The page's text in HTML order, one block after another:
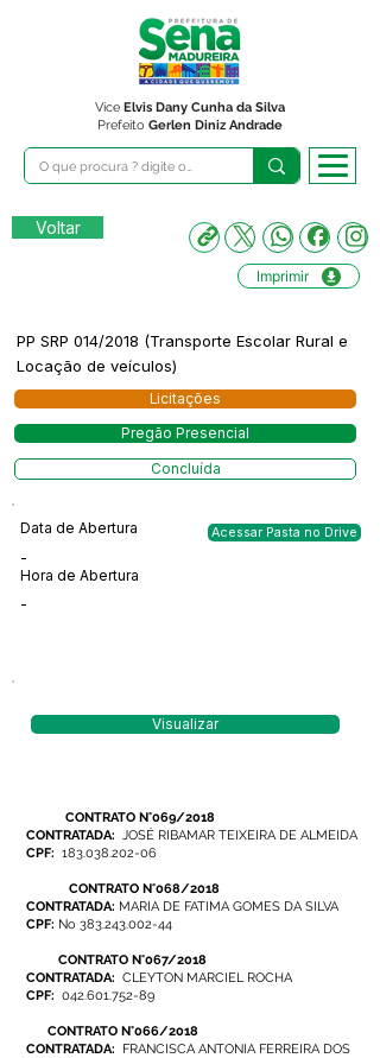
Prefeito Gerlen Diniz Andrade
Vice Elvis Dany Cunha da Silva
Voltar
Imprimir
PP SRP 014/2018 (Transporte Escolar Rural e
Locação de veículos)
Licitações
Pregão Presencial
Concluída
Data de Abertura
-
Acessar Pasta no Drive
Hora de Abertura
-
Visualizar
CONTRATO N°069/2018
CONTRATADA: JOSÉ RIBAMAR TEIXEIRA DE ALMEIDA
CPF: 183.038.202-06
CONTRATO N°068/2018
CONTRATADA: MARIA DE FATIMA GOMES DA SILVA
CPF: No 383.243.002-44
CONTRATO N°067/2018
CONTRATADA: CLEYTON MARCIEL ROCHA
CPF: 042.601.752-89
CONTRATO N°066/2018
CONTRATADA: FRANCISCA ANTONIA FERREIRA DOS